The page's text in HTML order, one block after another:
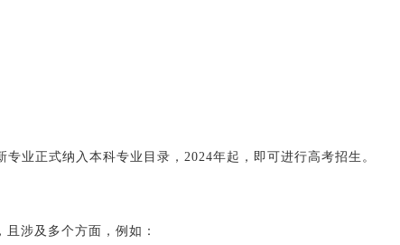
业正式纳入本科专业目录，2024年起，即可进行高考招生。
涉及多个方面，例如：